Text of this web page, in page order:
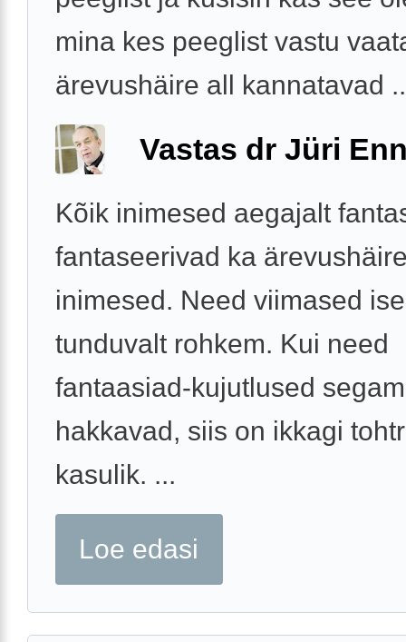
mina kes peeglist vastu
ärevushäire all kannatavad
Vastas dr Jüri
Kõik inimesed aegajalt
fantaseerivad ka
inimesed. Need viimased
tunduvalt rohkem. Kui need
fantaasiad-kujutlused
hakkavad, siis on ikkagi
kasulik. ...
Loe edasi